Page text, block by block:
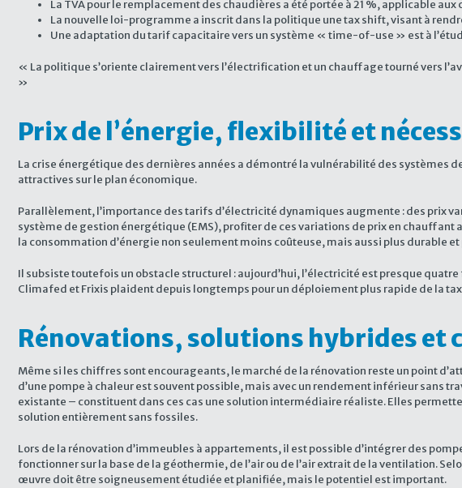
La TVA pour le remplacement des chaudières a été portée à 21 %, applicable
La nouvelle loi-programme a inscrit dans la politique une tax shift, visant à
Une adaptation du tarif capacitaire vers un système « time-of-use » est à
« La politique s’oriente clairement vers l’électrification et un chauffage tourné vers
»
Prix de l’énergie, flexibilité et
La crise énergétique des dernières années a démontré la vulnérabilité des systèmes
attractives sur le plan économique.
Parallèlement, l’importance des tarifs d’électricité dynamiques augmente : des prix
système de gestion énergétique (EMS), profiter de ces variations de prix en
la consommation d’énergie non seulement moins coûteuse, mais aussi plus durable
Il subsiste toutefois un obstacle structurel : aujourd’hui, l’électricité est presque
Climafed et Frixis plaident depuis longtemps pour un déploiement plus rapide de la
Rénovations, solutions hybrides et
Même si les chiffres sont encourageants, le marché de la rénovation reste un point
d’une pompe à chaleur est souvent possible, mais avec un rendement inférieur sans
existante – constituent dans ces cas une solution intermédiaire réaliste. Elles
solution entièrement sans fossiles.
Lors de la rénovation d’immeubles à appartements, il est possible d’intégrer des
fonctionner sur la base de la géothermie, de l’air ou de l’air extrait de la ventilation.
œuvre doit être soigneusement étudiée et planifiée, mais le potentiel est important.